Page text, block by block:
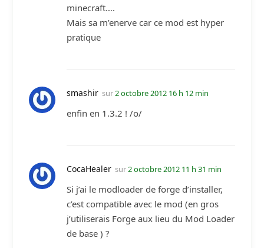
minecraft….
Mais sa m’enerve car ce mod est hyper
pratique
smashir sur 2 octobre 2012 16 h 12 min
enfin en 1.3.2 ! /o/
CocaHealer sur 2 octobre 2012 11 h 31 min
Si j’ai le modloader de forge d’installer,
c’est compatible avec le mod (en gros
j’utiliserais Forge aux lieu du Mod Loader
de base ) ?